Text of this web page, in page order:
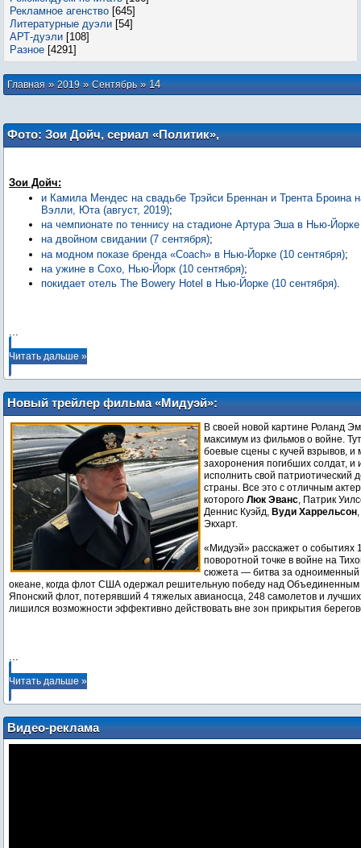
Рекламное агенство [645]
Литературные дуэли [54]
АРТ-дуэли [108]
Разное [4291]
Главная»2019 » Сентябрь » 14
Фото: Зои Дойч, сериал «Политик»,
фильм «Когда падали аисты»
Зои Дойч:
и Камила Мендес на свадьбе Трэйси Бреннан и Трента Броина
Вэлли, Юта (август, 2019);
на чемпионате по теннису на стадионе Артура Эша в Нью-Йорке
на двойном свидании (7 сентября);
на модном показе бренда «Coach» в Нью-Йорке (10 сентября);
на ужине в Сохо, Нью-Йорк (10 сентября);
покидает отель The Bowery Hotel в Нью-Йорке (10 сентября).
Читать дальше »
Новый трейлер фильма «Мидуэй»:
Патриотичный эпос Роланда Эммериха
В своей новой картине Роланд
максимум из фильмов о войне.
боевые сцены с кучей взрывов, и
захоронения погибших солдат, и
исполнить свой патриотический
страны. Все это с отличным
которого Люк Эванс, Патрик
Деннис Куэйд, Вуди Харрельсон
Экхарт.
«Мидуэй» расскажет о событиях
поворотной точке в войне на
сюжета — битва за одноименный
океане, когда флот США одержал решительную победу над
Японский флот, потерявший 4 тяжелых авианосца, 248 самолетов и лучших
лишился возможности эффективно действовать вне зон прикрытия
...
Читать дальше »
Видео-реклама